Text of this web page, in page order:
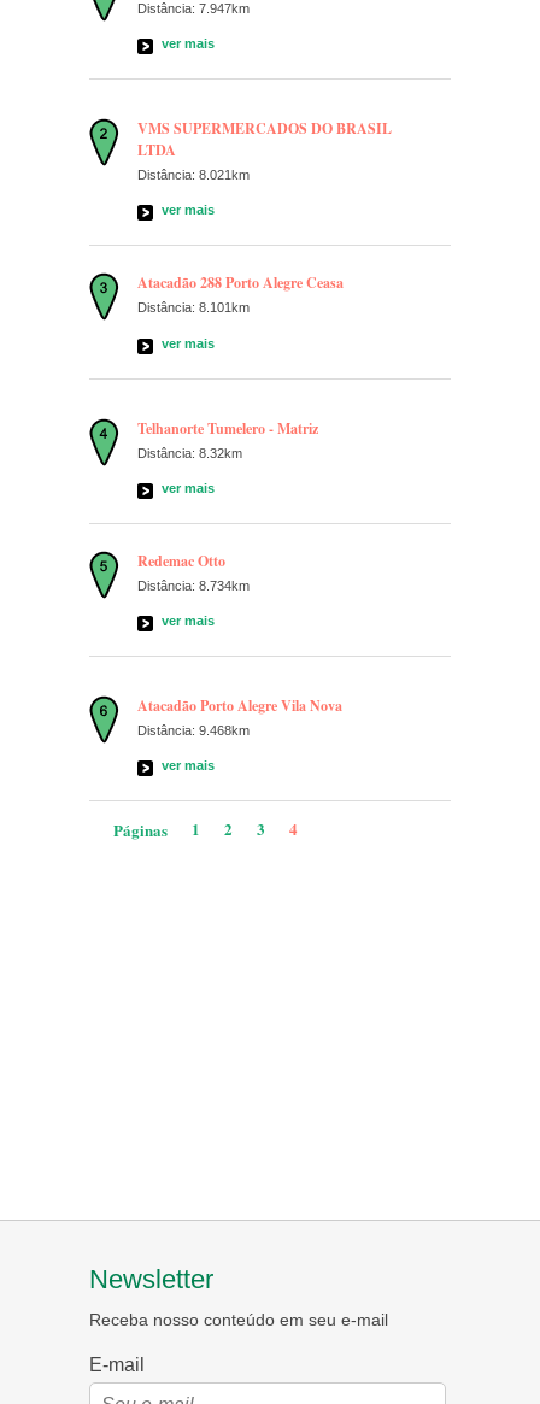
Distância: 7.947km
ver mais
VMS SUPERMERCADOS DO BRASIL
LTDA
Distância: 8.021km
ver mais
Atacadão 288 Porto Alegre Ceasa
Distância: 8.101km
ver mais
Telhanorte Tumelero - Matriz
Distância: 8.32km
ver mais
Redemac Otto
Distância: 8.734km
ver mais
Atacadão Porto Alegre Vila Nova
Distância: 9.468km
ver mais
Páginas 1 2 3 4
Newsletter
Receba nosso conteúdo em seu e-mail
E-mail